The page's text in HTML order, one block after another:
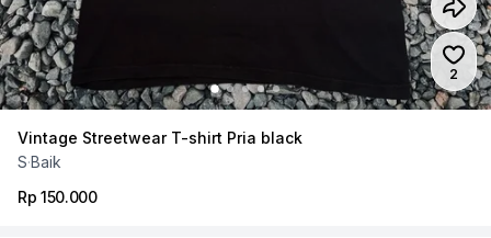
2
Vintage Streetwear T-shirt Pria black
S·Baik
Rp 150.000